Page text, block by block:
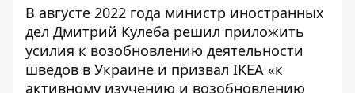
В августе 2022 года министр иностранных
дел Дмитрий Кулеба решил приложить
усилия к возобновлению деятельности
шведов в Украине и призвал IKEA «к
активному изучению и возобновлению